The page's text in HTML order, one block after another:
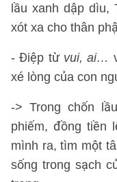
lầu xanh dập
xót xa cho thân
- Điệp từ vui, ai…
xé lòng của con
-> Trong chốn
phiếm, đồng tiền
mình ra, tìm một
sống trong sạch